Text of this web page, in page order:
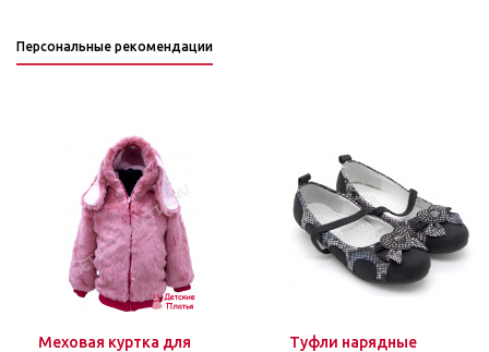
Персональные рекомендации
Меховая куртка для
Туфли нарядные